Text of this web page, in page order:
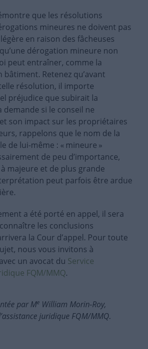
que les résolutions
mineures ne doivent pas
en raison des fâcheuses
dérogation mineure non
peut entraîner, comme la
bâtiment. Retenez qu’avant
résolution, il importe
préjudice que subirait la
demande si le conseil ne
son impact sur les propriétaires
rappelons que le nom de la
de lui-même : « mineure »
de peu d’importance,
majeure et de plus grande
peut parfois être ardue
a été porté en appel, il sera
les conclusions
la Cour d’appel. Pour toute
nous vous invitons à
un avocat du Service
FQM/MMQ.
par Me William Morin-Roy,
juridique FQM/MMQ.